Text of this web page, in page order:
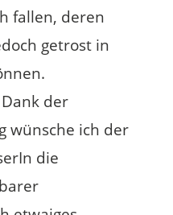
fallen, deren
getrost in
der
wünsche ich der
die